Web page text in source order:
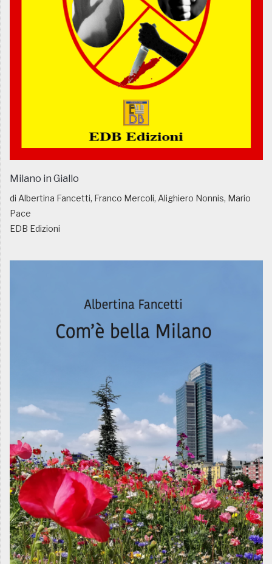
Milano in Giallo
di Albertina Fancetti, Franco Mercoli, Alighiero Nonnis, Mario
Pace
EDB Edizioni